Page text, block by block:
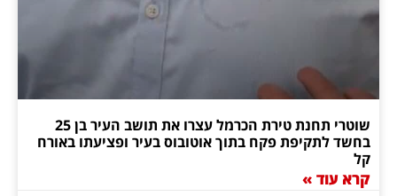
שוטרי תחנת טירת הכרמל עצרו את תושב העיר בן 25
בחשד לתקיפת פקח בתוך אוטובוס בעיר ופציעתו באורח
קל
קרא עוד »